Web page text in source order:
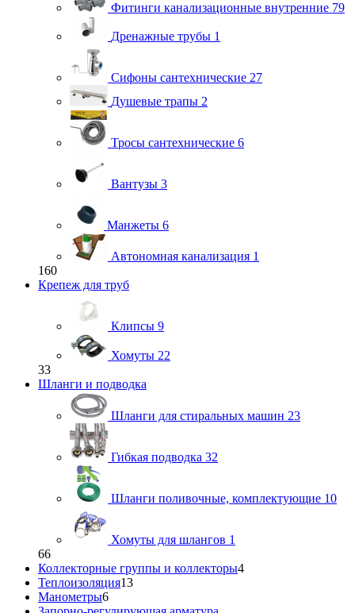
Фитинги канализационные внутренние 79
Дренажные трубы 1
Сифоны сантехнические 27
Душевые трапы 2
Тросы сантехнические 6
Вантузы 3
Манжеты 6
Автономная канализация 1
160
Крепеж для труб
Клипсы 9
Хомуты 22
33
Шланги и подводка
Шланги для стиральных машин 23
Гибкая подводка 32
Шланги поливочные, комплектующие 10
Хомуты для шлангов 1
66
Коллекторные группы и коллекторы4
Теплоизоляция13
Манометры6